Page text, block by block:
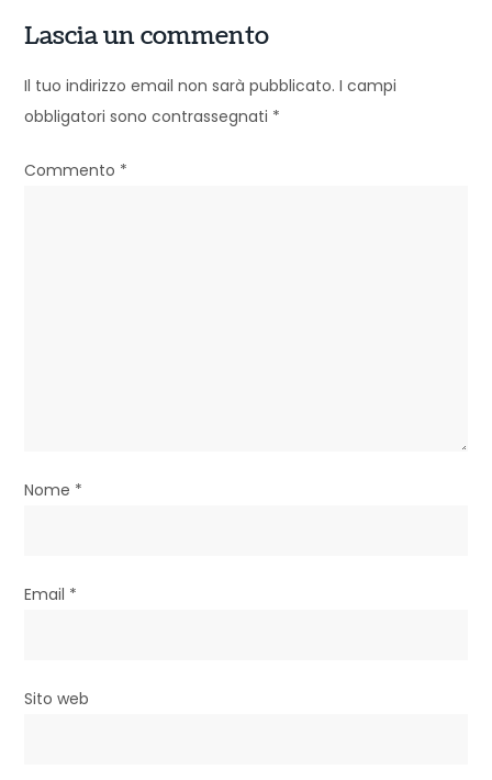
z
i
n
o
Lascia un commento
Il tuo indirizzo email non sarà pubblicato. I campi
obbligatori sono contrassegnati *
Commento *
Nome *
Email *
Sito web